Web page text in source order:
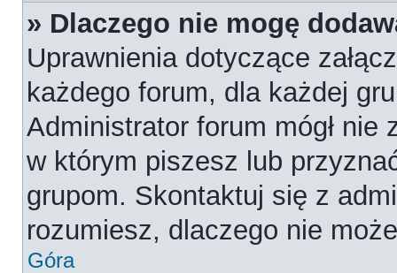
» Dlaczego nie mogę
Uprawnienia dotyczące
każdego forum, dla każdej
Administrator forum mógł nie
w którym piszesz lub
grupom. Skontaktuj się z
rozumiesz, dlaczego nie
Góra